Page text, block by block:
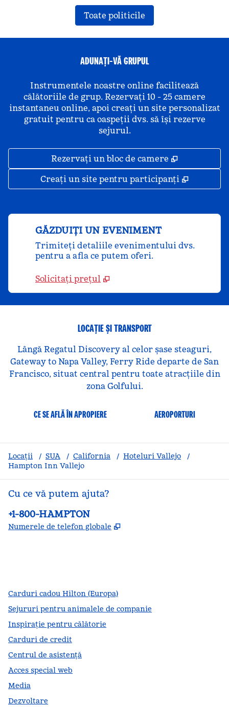
Toate politicile
ADUNAȚI-VĂ GRUPUL
Instrumentele noastre online facilitează
călătoriile de grup. Rezervați 10 - 25 camere
instantaneu online, apoi creați un site personalizat
gratuit pentru ca oaspeții dvs. să își rezerve
sejurul.
Rezervați un bloc de camere ,
Creați un site pentru participanți ,
GĂZDUIȚI UN EVENIMENT
Trimiteți detaliile evenimentului dvs.
pentru a afla ce putem oferi.
Solicitați prețul
LOCAȚIE ȘI TRANSPORT
Lângă Regatul Discovery al celor șase steaguri,
Gateway to Napa Valley, Ferry Ride departe de San
Francisco, situat central pentru toate atracțiile din
zona Golfului.
CE SE AFLĂ ÎN APROPIERE AEROPORTURI
Locații / SUA / California / Hoteluri Vallejo
/
Hampton Inn Vallejo
Cu ce vă putem ajuta?
Telefon:
+1-800-HAMPTON
Numerele de telefon globale ,
Carduri cadou Hilton (Europa)
Sejururi pentru animalele de companie
Inspirație pentru călătorie
Carduri de credit
Centrul de asistență
Acces special web
Media
Dezvoltare